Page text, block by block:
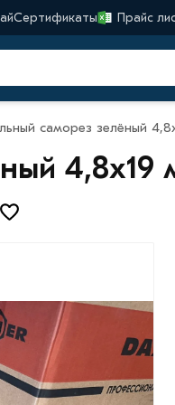
Сертификаты Прайс
саморез зелёный
4,8х19